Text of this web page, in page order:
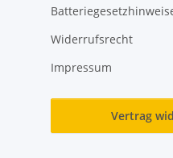
Widerrufsrecht
Impressum
Vertrag